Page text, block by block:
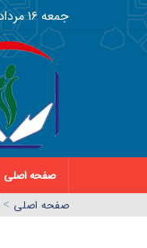
جمعه ١٦ مرداد ١٤٠٥
صفحه اصلی
صفحه اصلي >